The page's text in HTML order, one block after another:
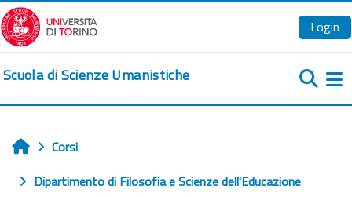
Vai al contenuto principale
Login
Scuola di Scienze Umanistiche
Home
Corsi
Dipartimento di Filosofia e Scienze dell'Educazione